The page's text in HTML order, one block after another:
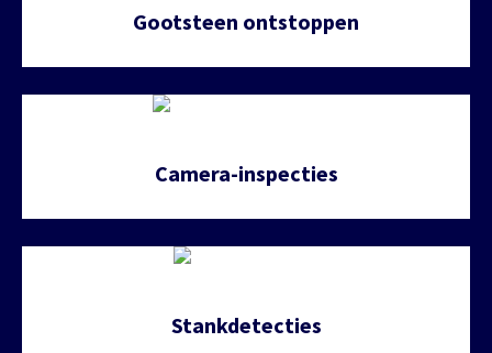
Gootsteen ontstoppen
Camera-inspecties
Stankdetecties